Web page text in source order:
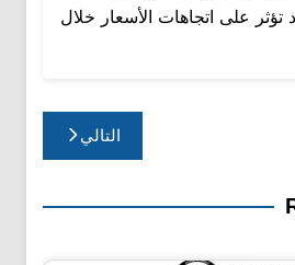
على اتجاهات الأسعار خلال
التالي